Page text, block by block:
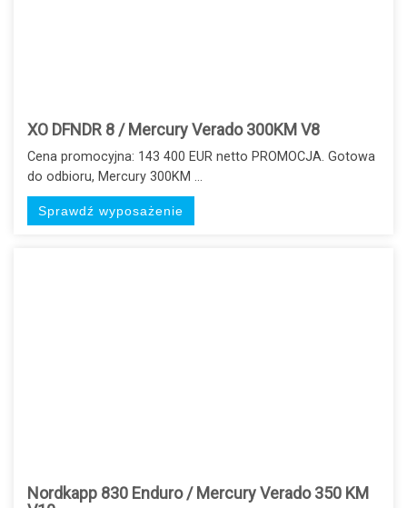
XO DFNDR 8 / Mercury Verado 300KM V8
Cena promocyjna: 143 400 EUR netto PROMOCJA. Gotowa
do odbioru, Mercury 300KM ...
Sprawdź wyposażenie
Nordkapp 830 Enduro / Mercury Verado 350 KM